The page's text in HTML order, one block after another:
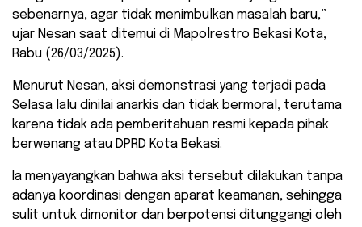
sebenarnya, agar tidak menimbulkan masalah baru,”
ujar Nesan saat ditemui di Mapolrestro Bekasi Kota,
Rabu (26/03/2025).
Menurut Nesan, aksi demonstrasi yang terjadi pada
Selasa lalu dinilai anarkis dan tidak bermoral, terutama
karena tidak ada pemberitahuan resmi kepada pihak
berwenang atau DPRD Kota Bekasi.
Ia menyayangkan bahwa aksi tersebut dilakukan tanpa
adanya koordinasi dengan aparat keamanan, sehingga
sulit untuk dimonitor dan berpotensi ditunggangi oleh